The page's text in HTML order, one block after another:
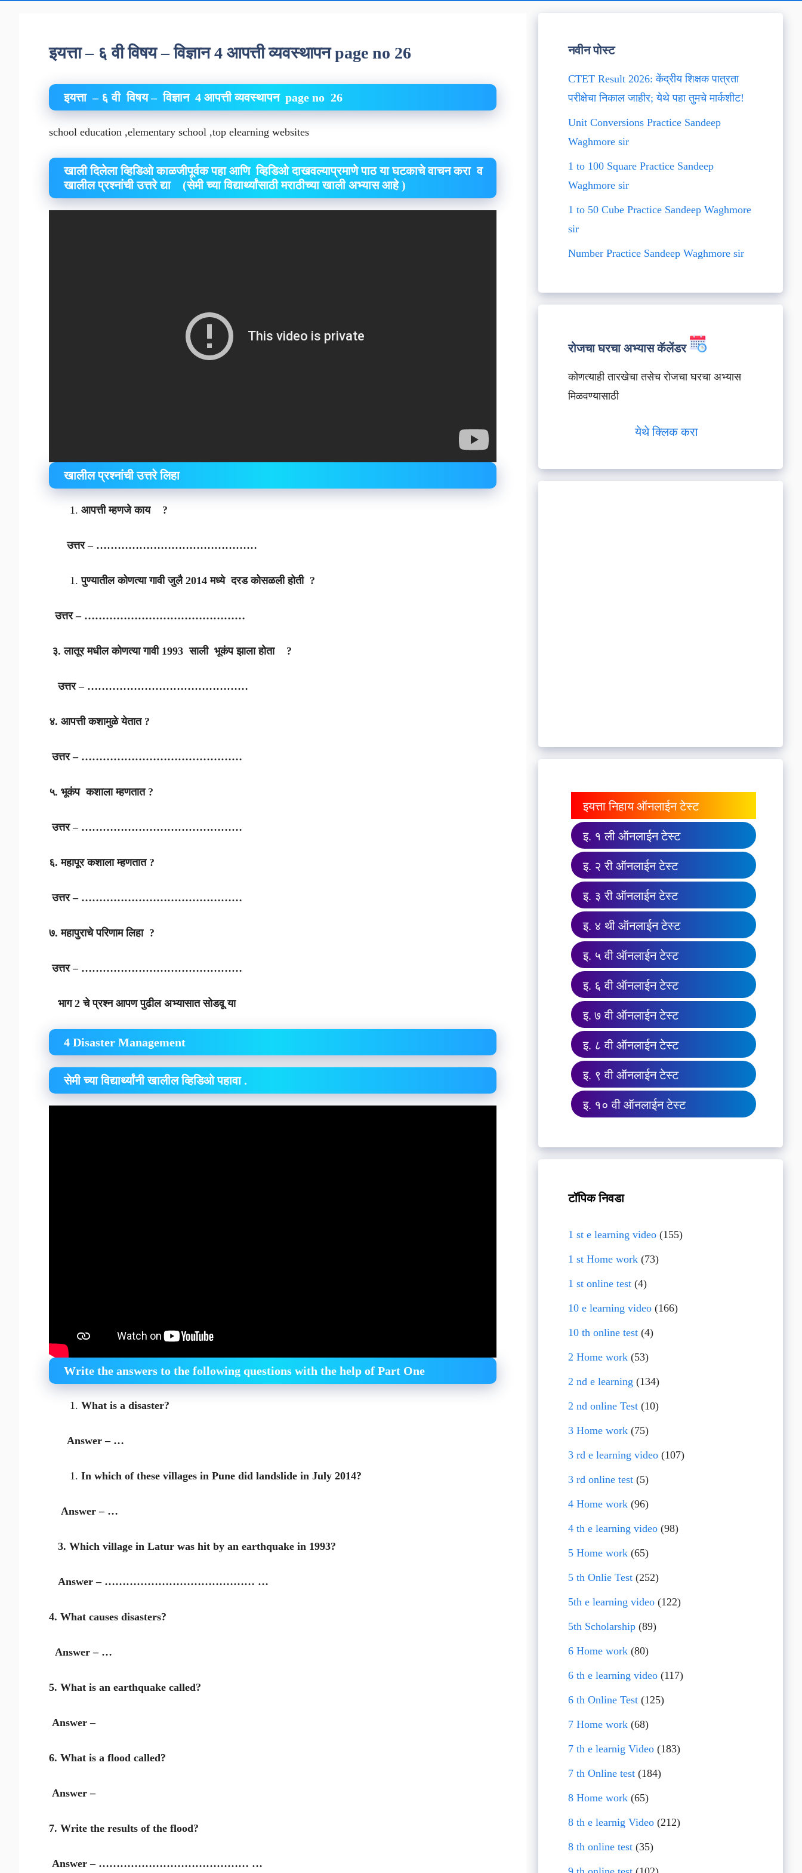
इयत्ता – ६ वी विषय – विज्ञान 4 आपत्ती व्यवस्थापन page no 26
इयत्ता – ६ वी विषय – विज्ञान 4 आपत्ती व्यवस्थापन page no 26
school education ,elementary school ,top elearning websites
खाली दिलेला व्हिडिओ काळजीपूर्वक पहा आणि व्हिडिओ दाखवल्याप्रमाणे पाठ या घटकाचे वाचन करा व
खालील प्रश्नांची उत्तरे द्या (सेमी च्या विद्यार्थ्यांसाठी मराठीच्या खाली अभ्यास आहे )
खालील प्रश्नांची उत्तरे लिहा
आपत्ती म्हणजे काय ?
उत्तर – ………………………………………
पुण्यातील कोणत्या गावी जुलै 2014 मध्ये दरड कोसळली होती ?
उत्तर – ………………………………………
३. लातूर मधील कोणत्या गावी 1993 साली भूकंप झाला होता ?
उत्तर – ………………………………………
४. आपत्ती कशामुळे येतात ?
उत्तर – ………………………………………
५. भूकंप कशाला म्हणतात ?
उत्तर – ………………………………………
६. महापूर कशाला म्हणतात ?
उत्तर – ………………………………………
७. महापुराचे परिणाम लिहा ?
उत्तर – ………………………………………
भाग 2 चे प्रश्न आपण पुढील अभ्यासात सोडवू या
4 Disaster Management
सेमी च्या विद्यार्थ्यांनी खालील व्हिडिओ पहावा .
Write the answers to the following questions with the help of Part One
What is a disaster?
Answer – …
In which of these villages in Pune did landslide in July 2014?
Answer – …
3. Which village in Latur was hit by an earthquake in 1993?
Answer – …………………………………… …
4. What causes disasters?
Answer – …
5. What is an earthquake called?
Answer –
6. What is a flood called?
Answer –
7. Write the results of the flood?
Answer – …………………………………… …
नवीन पोस्ट
CTET Result 2026: केंद्रीय शिक्षक पात्रता
परीक्षेचा निकाल जाहीर; येथे पहा तुमचे मार्कशीट!
Unit Conversions Practice Sandeep
Waghmore sir
1 to 100 Square Practice Sandeep
Waghmore sir
1 to 50 Cube Practice Sandeep Waghmore
sir
Number Practice Sandeep Waghmore sir
रोजचा घरचा अभ्यास कॅलेंडर
कोणत्याही तारखेचा तसेच रोजचा घरचा अभ्यास
मिळवण्यासाठी
येथे क्लिक करा
इयत्ता निहाय ऑनलाईन टेस्ट
इ. १ ली ऑनलाईन टेस्ट
इ. २ री ऑनलाईन टेस्ट
इ. ३ री ऑनलाईन टेस्ट
इ. ४ थी ऑनलाईन टेस्ट
इ. ५ वी ऑनलाईन टेस्ट
इ. ६ वी ऑनलाईन टेस्ट
इ. ७ वी ऑनलाईन टेस्ट
इ. ८ वी ऑनलाईन टेस्ट
इ. ९ वी ऑनलाईन टेस्ट
इ. १० वी ऑनलाईन टेस्ट
टॉपिक निवडा
1 st e learning video(155)
1 st Home work(73)
1 st online test(4)
10 e learning video(166)
10 th online test(4)
2 Home work(53)
2 nd e learning (134)
2 nd online Test(10)
3 Home work(75)
3 rd e learning video(107)
3 rd online test(5)
4 Home work(96)
4 th e learning video(98)
5 Home work(65)
5 th Onlie Test(252)
5th e learning video(122)
5th Scholarship(89)
6 Home work(80)
6 th e learning video(117)
6 th Online Test(125)
7 Home work(68)
7 th e learnig Video(183)
7 th Online test(184)
8 Home work(65)
8 th e learnig Video(212)
8 th online test(35)